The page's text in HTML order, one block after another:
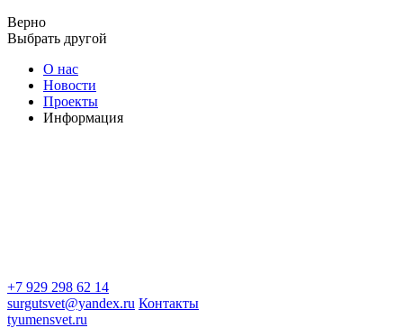
Верно
Выбрать другой
О нас
Новости
Проекты
Информация
+7 929 298 62 14
surgutsvet@yandex.ru Контакты
tyumensvet.ru